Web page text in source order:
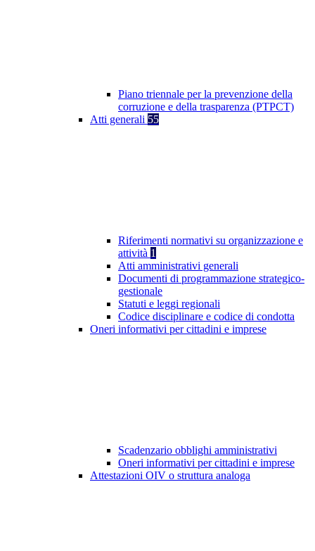
Piano triennale per la prevenzione della
corruzione e della trasparenza (PTPCT)
Atti generali 55
Riferimenti normativi su organizzazione e
attività 1
Atti amministrativi generali
Documenti di programmazione strategico-
gestionale
Statuti e leggi regionali
Codice disciplinare e codice di condotta
Oneri informativi per cittadini e imprese
Scadenzario obblighi amministrativi
Oneri informativi per cittadini e imprese
Attestazioni OIV o struttura analoga